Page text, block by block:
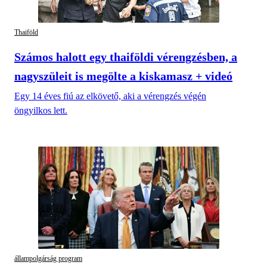
Thaiföld
Számos halott egy thaiföldi vérengzésben, a
nagyszüleit is megölte a kiskamasz + videó
Egy 14 éves fiú az elkövető, aki a vérengzés végén
öngyilkos lett.
állampolgárság program